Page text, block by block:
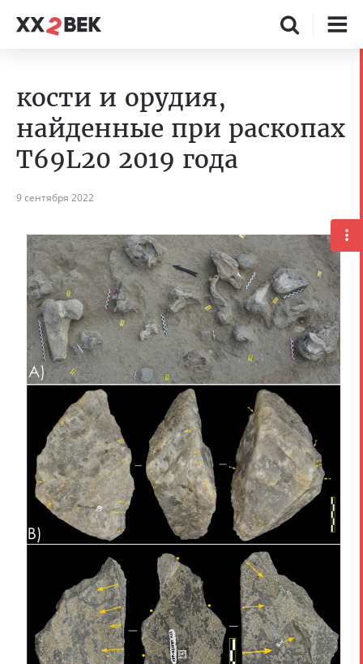
кости и орудия,
найденные при раскопах
T69L20 2019 года
9 сентября 2022